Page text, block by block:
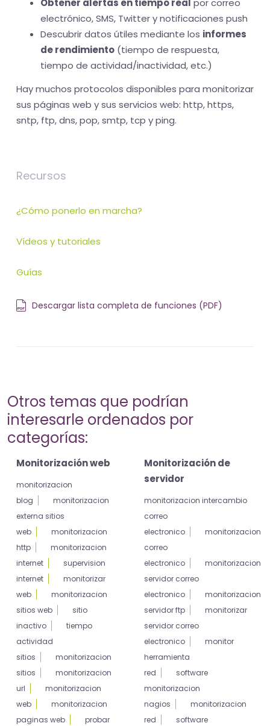
Obtener alertas en tiempo real por correo
electrónico, SMS, Twitter y notificaciones push
Descubrir datos útiles mediante los informes
de rendimiento (tiempo de respuesta,
tiempo de actividad/inactividad, etc.)
Hay muchos protocolos disponibles para monitorizar
sus páginas web y sus servicios web: http, https,
sntp, ftp, dns, pop, smtp, tcp y ping.
Recursos
¿Cómo ponerlo en marcha?
Vídeos y tutoriales
Guías
Descargar lista completa de funciones (PDF)
Otros temas que podrían
interesarle ordenados por
categorías:
Monitorización web
monitorizacion
blog
monitorizacion
externa sitios
web
monitorizacion
http
monitorizacion
internet
supervision
internet
monitorizar
web
monitorizacion
sitios web
sitio
inactivo
tiempo
actividad
sitios
monitorizacion
sitios
monitorizacion
url
monitorizacion
web
monitorizacion
paginas web
probar
Monitorización de
servidor
monitorizacion intercambio
correo
electronico
monitorizacion
correo
electronico
monitorizacion
servidor correo
electronico
monitorizacion
servidor ftp
monitorizar
servidor correo
electronico
monitor
herramienta
red
software
monitorizacion
nagios
monitorizacion
red
software